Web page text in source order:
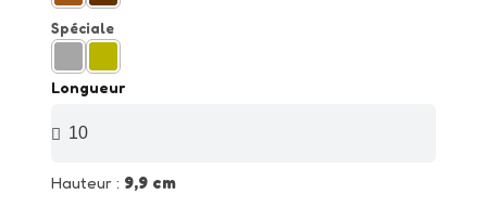
Spéciale
Longueur
Hauteur : 9,9 cm